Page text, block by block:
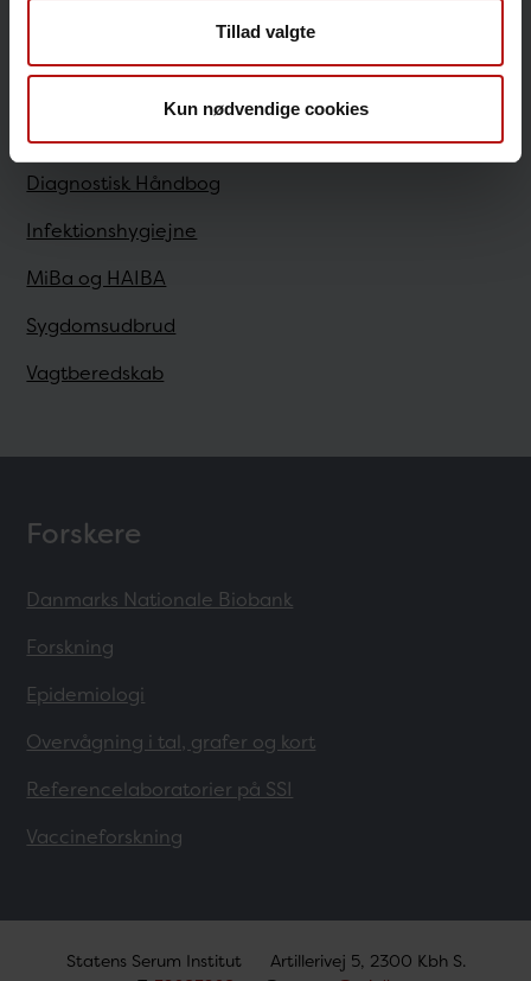
Tillad valgte
Kun nødvendige cookies
Sundhedsfaglige
Bestilling
Diagnostisk Håndbog
Infektionshygiejne
MiBa og HAIBA
Sygdomsudbrud
Vagtberedskab
Forskere
Danmarks Nationale Biobank
Forskning
Epidemiologi
Overvågning i tal, grafer og kort
Referencelaboratorier på SSI
Vaccineforskning
Statens Serum Institut
Artillerivej 5, 2300 Kbh S.